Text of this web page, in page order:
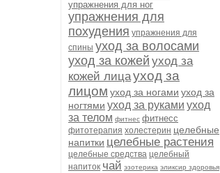
упражнения для ног
упражнения для
похудения упражнения для
спины уход за волосами
уход за кожей уход за
кожей лицауход за
лицом уход за ногами уход за
ногтями уход за руками уход
за телом фитнес фитнесс
фитотерапия холестерин целебные
напитки целебные растения
целебные средства целебный
напиток чай эзотерика эликсир здоровья